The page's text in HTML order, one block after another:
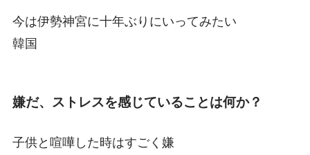
今は伊勢神宮に十年ぶりにいってみたい
韓国
嫌だ、ストレスを感じていることは何か？
子供と喧嘩した時はすごく嫌